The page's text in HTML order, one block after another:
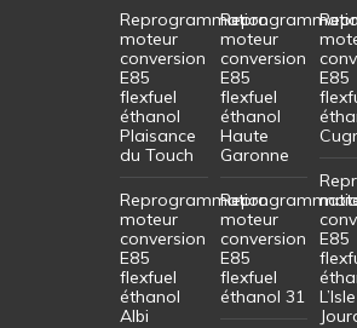
Reprogrammation
moteur
conversion
E85
flexfuel
éthanol
Plaisance
du Touch
Reprogrammation
moteur
conversion
E85
flexfuel
éthanol
Albi
moteur
conversion
E85
flexfuel
éthanol
Haute
Garonne
moteur
conversion
E85
flexfuel
éthanol 31
E85
E85
L’Isle